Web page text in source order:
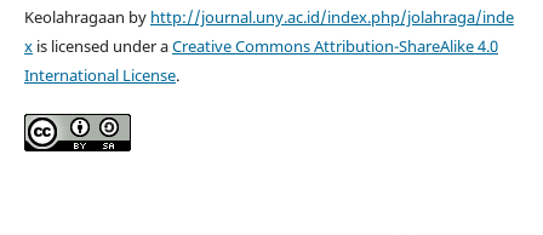
Keolahragaan by http://journal.uny.ac.id/index.php/jolahraga/inde
xis licensed under aCreative Commons Attribution-ShareAlike 4.0
International License.